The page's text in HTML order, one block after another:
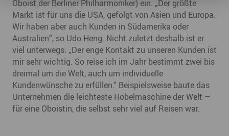
Oboist der Berliner Philharmoniker) ein. „Der größte
Markt ist für uns die USA, gefolgt von Asien und Europa.
Wir haben aber auch Kunden in Südamerika oder
Australien“, so Udo Heng. Nicht zuletzt deshalb ist er
viel unterwegs: „Der enge Kontakt zu unseren Kunden ist
mir sehr wichtig. So reise ich im Jahr bestimmt zwei bis
dreimal um die Welt, auch um individuelle
Kundenwünsche zu erfüllen.“ Beispielsweise baute das
Unternehmen die leichteste Hobelmaschine der Welt –
für eine Oboistin, die selbst sehr viel auf Reisen war.